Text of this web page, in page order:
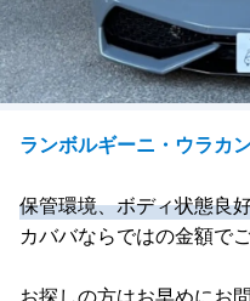
ランボルギーニ・ウラカ
保管環境、ボディ状態良
カババならではの金額で